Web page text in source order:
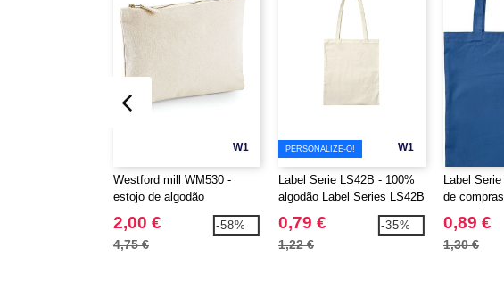
W1
Westford mill WM530 -
estojo de algodão
2,00 €
4,75 €
-58%
W1
PERSONALIZE-O!
Label Serie LS42B - 100%
algodão Label Series LS42B
0,79 €
1,22 €
-35%
Label
de
algodão
0,89 €
1,30 €